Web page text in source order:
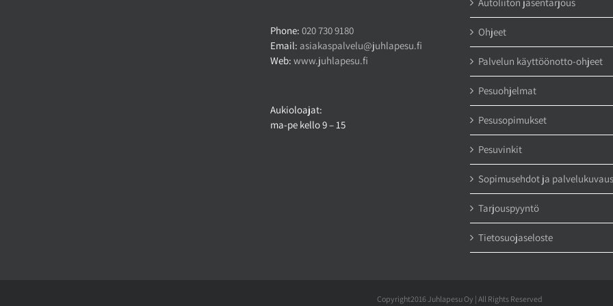
Phone: 020 730 9180
Email: asiakaspalvelu@juhlapesu.fi
Web: www.juhlapesu.fi
Aukioloajat:
ma-pe kello 9 – 15
Ohjeet
Palvelun käyttöönotto-ohjeet
Pesuohjelmat
Pesusopimukset
Pesuvinkit
Sopimusehdot ja palvelukuvaus
Tarjouspyyntö
Tietosuojaseloste
Copyright2016 Juhlapesu Oy | All Rights Reserved